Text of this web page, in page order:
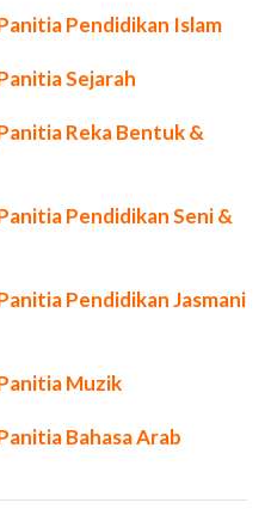
Pendidikan Islam
Sejarah
Reka Bentuk &
Pendidikan Seni &
Pendidikan Jasmani
Muzik
Bahasa Arab